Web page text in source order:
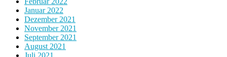
Januar 2022
Dezember 2021
November 2021
September 2021
August 2021